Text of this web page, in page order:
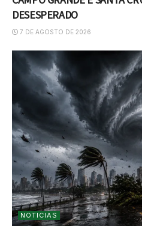
DESESPERADO
7 DE AGOSTO DE 2026
NOTICIAS